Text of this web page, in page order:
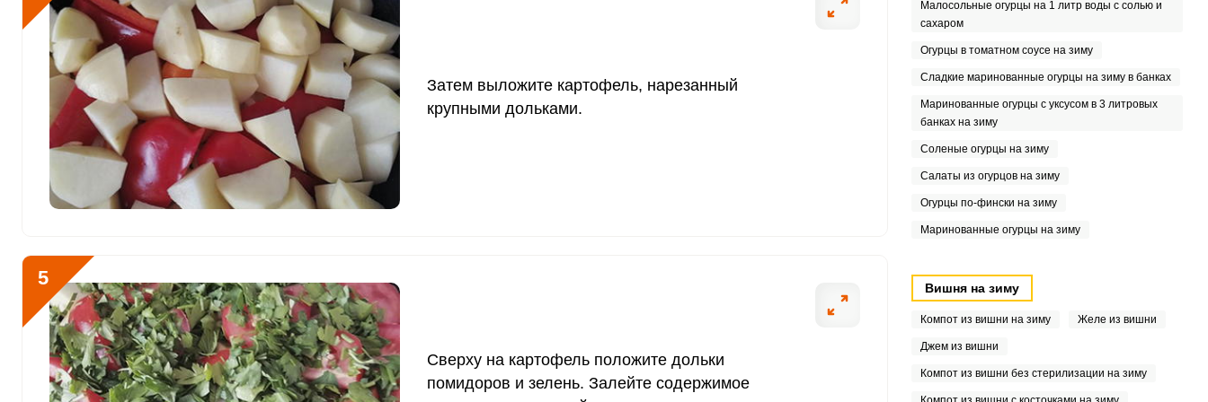
Селен 14.3 мкг
Фтор 1605.1 мкг
Хром 89.6 мкг 50 мкг 5.2
Цинк 20.5 мг
1121 мкг
Ванадий 147.6 мкг
Затем выложите картофель, нарезанный
крупными дольками.
5
Сверху на картофель положите дольки
помидоров и зелень. Залейте содержимое
Малосольные огурцы на 1 литр воды с солью и
сахаром
Огурцы в томатном соусе на зиму
Сладкие маринованные огурцы на зиму в банках
Маринованные огурцы с уксусом в 3 литровых
банках на зиму
Соленые огурцы на зиму
Салаты из огурцов на зиму
Огурцы по-фински на зиму
Маринованные огурцы на зиму
Вишня на зиму
Компот из вишни на зиму Желе из вишни
Джем из вишни
Компот из вишни без стерилизации на зиму